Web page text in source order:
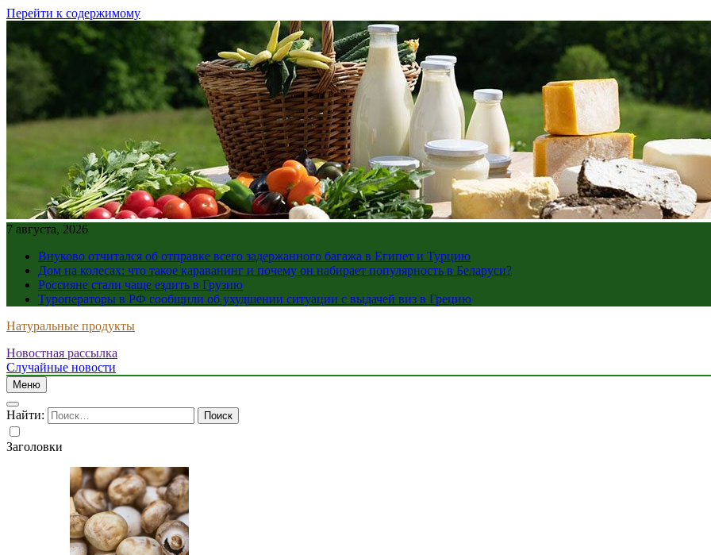
Перейти к содержимому
7 августа, 2026
Внуково отчитался об отправке всего задержанного багажа в Египет и Турцию
Дом на колесах: что такое караванинг и почему он набирает популярность в Беларуси?
Россияне стали чаще ездить в Грузию
Туроператоры в РФ сообщили об ухудшении ситуации с выдачей виз в Грецию
Натуральные продукты
Новостная рассылка
Случайные новости
Меню
Найти:
Заголовки